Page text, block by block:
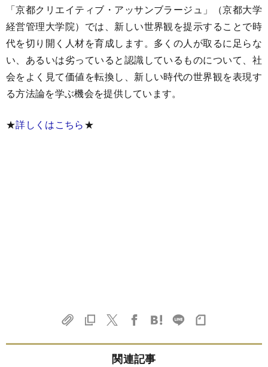
「京都クリエイティブ・アッサンブラージュ」（京都大学
経営管理大学院）では、新しい世界観を提示することで時
代を切り開く人材を育成します。多くの人が取るに足らな
い、あるいは劣っていると認識しているものについて、社
会をよく見て価値を転換し、新しい時代の世界観を表現す
る方法論を学ぶ機会を提供しています。
★詳しくはこちら★
関連記事